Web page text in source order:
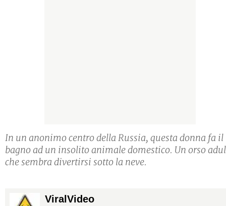
In un anonimo centro della Russia, questa donna fa il
bagno ad un insolito animale domestico. Un orso
che sembra divertirsi sotto la neve.
ViralVideo